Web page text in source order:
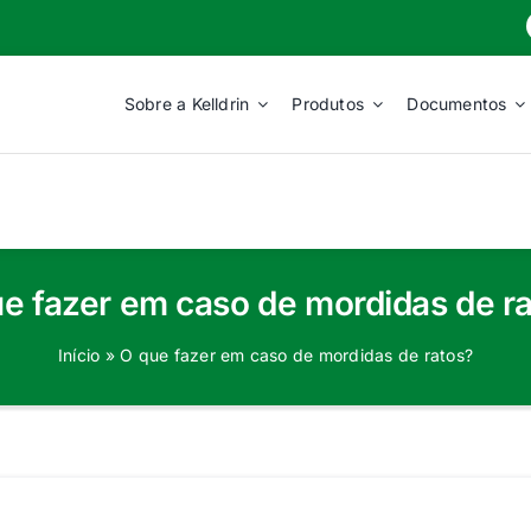
Sobre a Kelldrin Produtos Documentos
fazer em caso de mordidas de
Início »O que fazer em caso de mordidas de ratos?